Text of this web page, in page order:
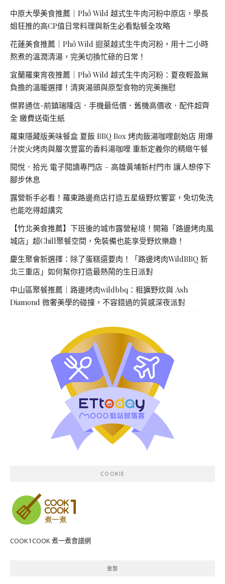
中原大學美食推薦｜Phở Wild 越式生牛肉河粉中原店，學長
姐狂推的高CP值日常料理與新生必看點餐全攻略
花蓮美食推薦｜Phở Wild 迴萊越式生牛肉河粉，用十二小時
熬煮的溫潤清湯，完美切換忙碌的日常！
宜蘭羅東宵夜推薦｜Phở Wild 越式生牛肉河粉：夏夜輕盈無
負擔的溫暖選擇！清爽湯頭與原型食物的完美撫慰
傑昇通信-前鎮瑞隆店．手機最低價．舊機高價收．配件超齊
全 繳費送衛生紙
羅東隱藏版美味餐盒 夏飯 BBQ Box 烤肉飯湯咖哩創始店 用爆
汁炭火烤肉與層次豐富的香料湯咖哩 重新定義你的精緻午餐
閱悅．拾光 電子閱讀專門店 – 高雄黃埔新村門市 讓人想停下
腳步休息
露營新手必看！羅東路邊商店打造五星級野炊饗宴，免切免洗
也能吃得超講究
【竹北美食推薦】下班後的城市露營秘境！開箱「路邊烤肉風
城店」超Chill聚餐空間，免裝備也能享受野炊樂趣！
慶生聚會新選擇：除了蛋糕還要肉！「路邊烤肉WildBBQ 新
北三重店」如何幫你打造最熱鬧的生日派對
中山區聚餐推薦｜路邊烤肉wildbbq：粗獷野炊與 Ash
Diamond 微奢美學的碰撞，不容錯過的質感深夜派對
COOKIE
COOK1COOK 煮一煮食譜網
彙整